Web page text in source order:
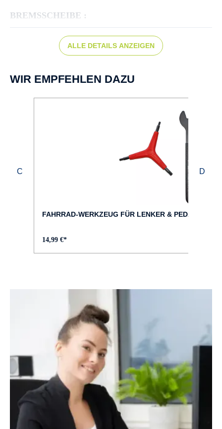
BREMSSCHEIBE :
TEKTRO HD-T390
FELGEN :
Pegasus DDM-22
GEPÄCKTRÄGER :
MonkeyLoad Systemgepäckträger
GEWICHT :
ca. 20,5 kg
GRIFFE :
ALLE DETAILS ANZEIGEN
WIR EMPFEHLEN DAZU
FAHRRAD-WERKZEUG FÜR LENKER & PEDALE
14,99 €*